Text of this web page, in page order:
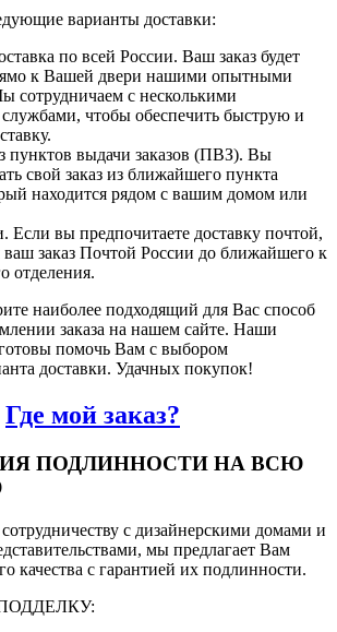
варианты доставки:
по всей России. Ваш заказ будет
к Вашей двери нашими опытными
сотрудничаем с несколькими
чтобы обеспечить быструю и
пунктов выдачи заказов (ПВЗ). Вы
свой заказ из ближайшего пункта
находится рядом с вашим домом или
Если вы предпочитаете доставку почтой,
заказ Почтой России до ближайшего к
отделения.
наиболее подходящий для Вас способ
заказа на нашем сайте. Наши
помочь Вам с выбором
доставки. Удачных покупок!
Где мой заказ?
ПОДЛИННОСТИ НА ВСЮ
с дизайнерскими домами и
мы предлагает Вам
качества с гарантией их подлинности.